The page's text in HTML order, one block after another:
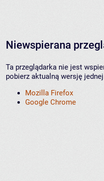
Niewspierana
Ta przeglądarka nie jest
pobierz aktualną wersję
Mozilla Firefox
Google Chrome